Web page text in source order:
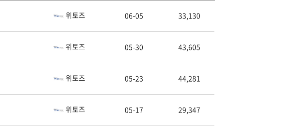
위토즈 06-05 33,130
위토즈 05-30 43,605
위토즈 05-23 44,281
위토즈 05-17 29,347